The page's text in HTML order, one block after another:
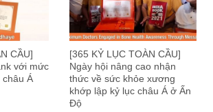
CẦU]
với mức
châu Á
[365 KỶ LỤC TOÀN CẦU]
Ngày hội nâng cao nhận
thức về sức khỏe xương
khớp lập kỷ lục châu Á ở Ấn
Độ